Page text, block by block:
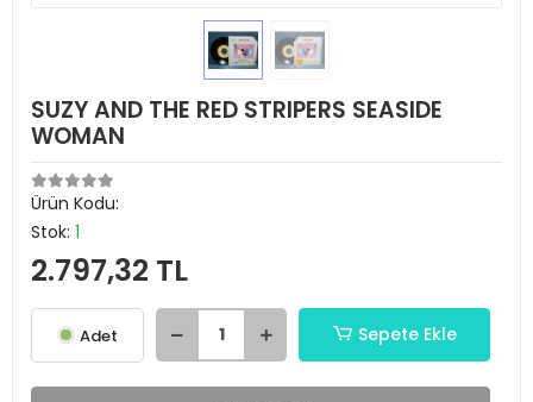
SUZY AND THE RED STRIPERS SEASIDE
WOMAN
Ürün Kodu:
Stok: 1
2.797,32 TL
Adet Sepete Ekle